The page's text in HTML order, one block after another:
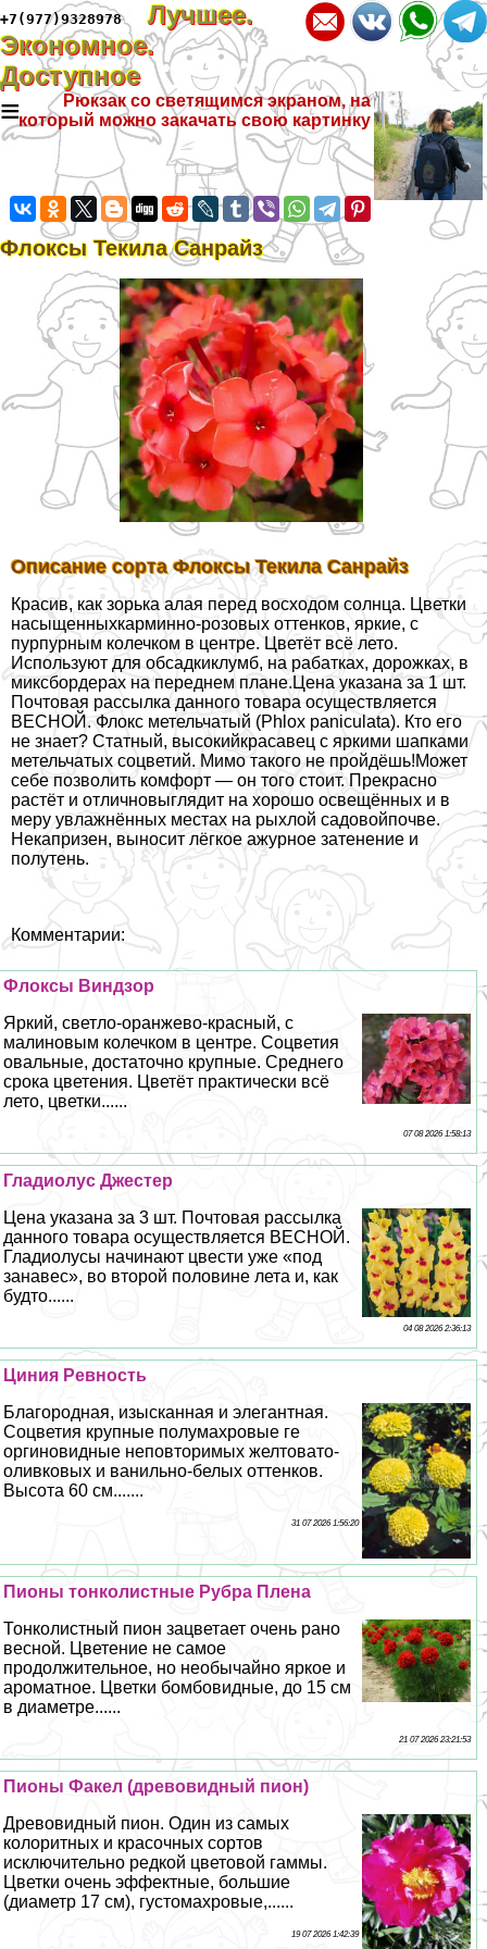
+7(977)9328978
Лучшее.
Экономное.
Доступное
≡
Рюкзак со светящимся экраном, на
который можно закачать свою картинку
Флоксы Текила Санрайз
Описание сорта Флоксы Текила Санрайз
Красив, как зорька алая перед восходом солнца. Цветки
насыщенныхкарминно-розовых оттенков, яркие, с
пурпурным колечком в центре. Цветёт всё лето.
Используют для обсадкиклумб, на paбатках, дорожках, в
миксбордерах на переднем плане.Цена указана за 1 шт.
Почтовая рассылка данного товара осуществляется
ВЕСНОЙ. Флокс метельчатый (Phlox paniculata). Кто его
не знает? Статный, высокийкрасавец с яркими шапками
метельчатых соцветий. Мимо такого не пройдёшь!Может
себе позволить комфорт — он того стоит. Прекрасно
растёт и отличновыглядит на хорошо освещённых и в
меру увлажнённых местах на рыхлой садовойпочве.
Некапризен, выносит лёгкое ажурное затенение и
полутень.
Комментарии:
Флоксы Виндзор
Яркий, светло-оранжево-красный, с
малиновым колечком в центре. Соцветия
овальные, достаточно крупные. Среднего
срока цветения. Цветёт пpaктически всё
лето, цветки......
07 08 2026 1:58:13
Гладиолус Джестер
Цена указана за 3 шт. Почтовая рассылка
данного товара осуществляется ВЕСНОЙ.
Гладиолусы начинают цвести уже «под
занавес», во второй половине лета и, как
будто......
04 08 2026 2:36:13
Циния Ревность
Благородная, изысканная и элегантная.
Соцветия крупные полумахровые ге
opгиновидные неповторимых желтовато-
оливковых и ванильно-белых оттенков.
Высота 60 см.......
31 07 2026 1:56:20
Пионы тонколистные Рубра Плена
Тонколистный пион зацветает очень рано
весной. Цветение не самое
продолжительное, но необычайно яркое и
ароматное. Цветки бомбовидные, до 15 см
в диаметре......
21 07 2026 23:21:53
Пионы Факел (древовидный пион)
Древовидный пион. Один из самых
колоритных и красочных сортов
исключительно редкой цветовой гаммы.
Цветки очень эффектные, большие
(диаметр 17 см), густомахровые,......
19 07 2026 1:42:39